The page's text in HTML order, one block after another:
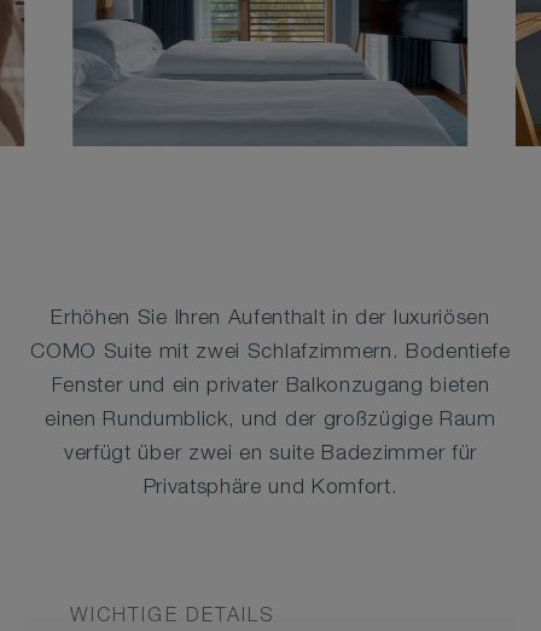
Erhöhen Sie Ihren Aufenthalt in der luxuriösen
COMO Suite mit zwei Schlafzimmern. Bodentiefe
Fenster und ein privater Balkonzugang bieten
einen Rundumblick, und der großzügige Raum
verfügt über zwei en suite Badezimmer für
Privatsphäre und Komfort.
WICHTIGE DETAILS